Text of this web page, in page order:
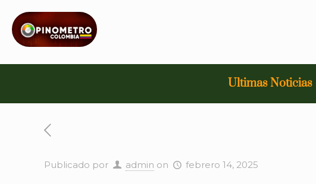
Ultimas Noticias
Publicado por admin on febrero 14, 2025